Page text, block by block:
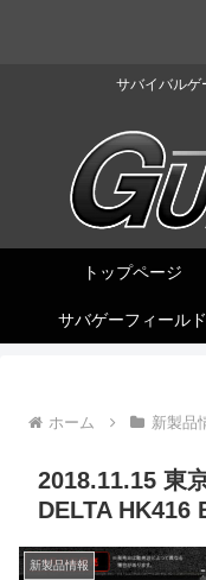
サバイバルゲ
トップページ
サバゲーフィールド
ホーム 新製品
2018.11.15 東
DELTA HK416
新製品情報